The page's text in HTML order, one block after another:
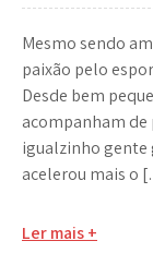
Mesmo sendo
paixão pelo
Desde bem
acompanham
igualzinho
acelerou mais o
Ler mais +